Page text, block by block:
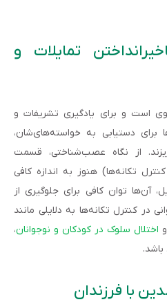
تمایلات و
است و برای یادگیری تشریفات و
برای دستیابی به خواسته‌های‌شان،
از نگاه عصب‌شناختی، قسمت
تکانه‌ها) هنوز به اندازه کافی
آن‌ها توان کافی برای جلوگیری از
در کنترل تکانه‌ها به دلایلی مانند
و اختلال سلوک در کودکان و نوجوانان،
با فرزندان